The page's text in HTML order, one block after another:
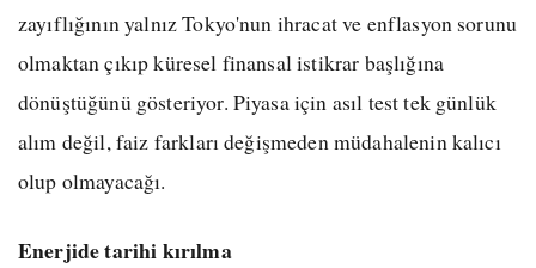
zayıflığının yalnız Tokyo'nun ihracat ve enflasyon sorunu
olmaktan çıkıp küresel finansal istikrar başlığına
dönüştüğünü gösteriyor. Piyasa için asıl test tek günlük
alım değil, faiz farkları değişmeden müdahalenin kalıcı
olup olmayacağı.
Enerjide tarihi kırılma